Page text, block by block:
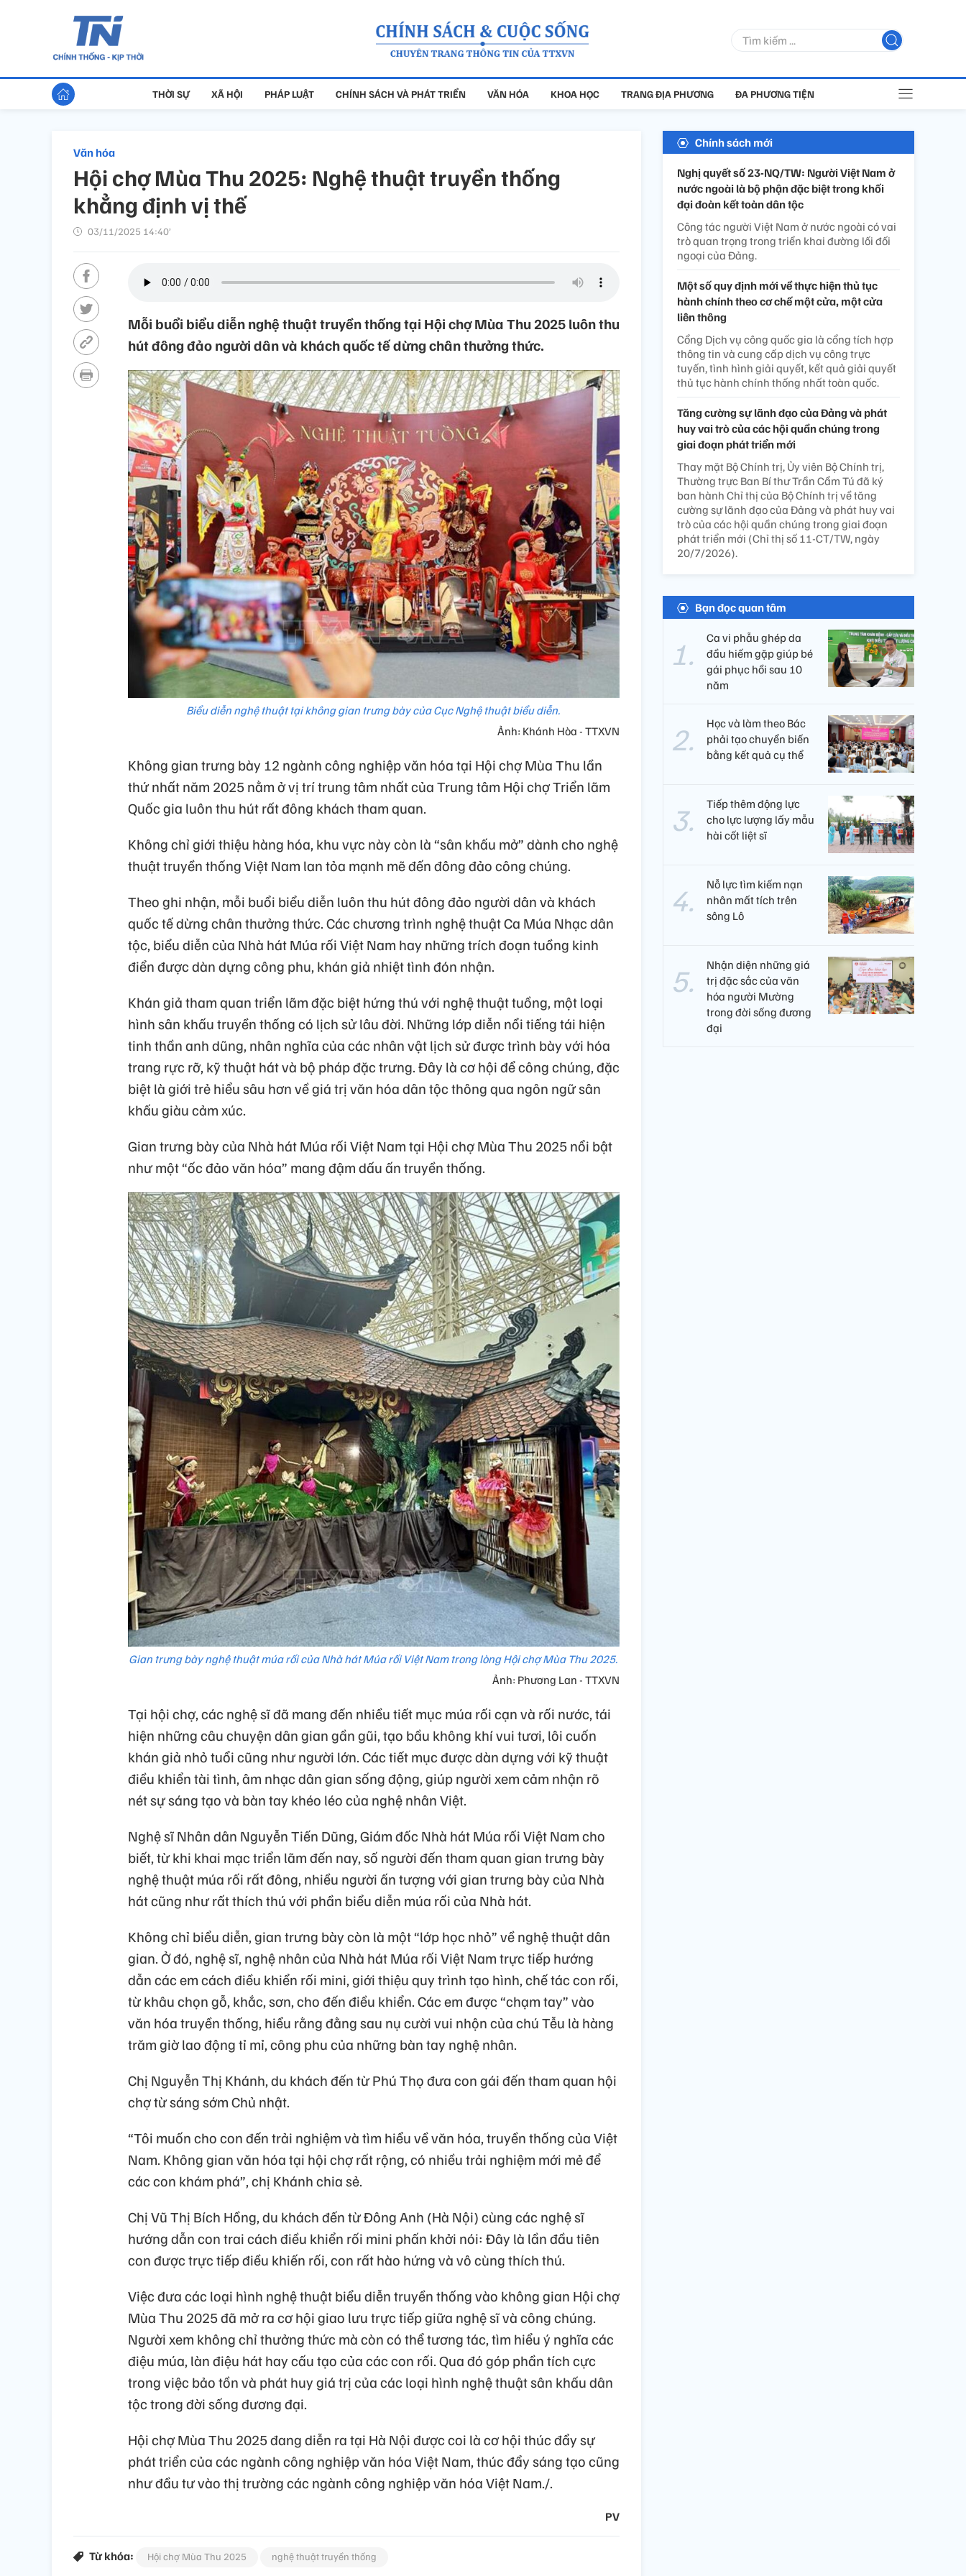
THỜI SỰ XÃ HỘI PHÁP LUẬT CHÍNH SÁCH VÀ PHÁT TRIỂN VĂN HÓA KHOA HỌC TRANG ĐỊA PHƯƠNG ĐA PHƯƠNG TIỆN
Văn hóa
Hội chợ Mùa Thu 2025: Nghệ thuật truyền thống
khẳng định vị thế
03/11/2025 14:40’
Mỗi buổi biểu diễn nghệ thuật truyền thống tại Hội chợ Mùa Thu 2025 luôn thu
hút đông đảo người dân và khách quốc tế dừng chân thưởng thức.
Biểu diễn nghệ thuật tại không gian trưng bày của Cục Nghệ thuật biểu diễn.
Ảnh: Khánh Hòa - TTXVN
Không gian trưng bày 12 ngành công nghiệp văn hóa tại Hội chợ Mùa Thu lần
thứ nhất năm 2025 nằm ở vị trí trung tâm nhất của Trung tâm Hội chợ Triển lãm
Quốc gia luôn thu hút rất đông khách tham quan.
Không chỉ giới thiệu hàng hóa, khu vực này còn là “sân khấu mở” dành cho nghệ
thuật truyền thống Việt Nam lan tỏa mạnh mẽ đến đông đảo công chúng.
Theo ghi nhận, mỗi buổi biểu diễn luôn thu hút đông đảo người dân và khách
quốc tế dừng chân thưởng thức. Các chương trình nghệ thuật Ca Múa Nhạc dân
tộc, biểu diễn của Nhà hát Múa rối Việt Nam hay những trích đoạn tuồng kinh
điển được dàn dựng công phu, khán giả nhiệt tình đón nhận.
Khán giả tham quan triển lãm đặc biệt hứng thú với nghệ thuật tuồng, một loại
hình sân khấu truyền thống có lịch sử lâu đời. Những lớp diễn nổi tiếng tái hiện
tinh thần anh dũng, nhân nghĩa của các nhân vật lịch sử được trình bày với hóa
trang rực rỡ, kỹ thuật hát và bộ pháp đặc trưng. Đây là cơ hội để công chúng, đặc
biệt là giới trẻ hiểu sâu hơn về giá trị văn hóa dân tộc thông qua ngôn ngữ sân
khấu giàu cảm xúc.
Gian trưng bày của Nhà hát Múa rối Việt Nam tại Hội chợ Mùa Thu 2025 nổi bật
như một “ốc đảo văn hóa” mang đậm dấu ấn truyền thống.
Gian trưng bày nghệ thuật múa rối của Nhà hát Múa rối Việt Nam trong lòng Hội chợ Mùa Thu 2025.
Ảnh: Phương Lan - TTXVN
Tại hội chợ, các nghệ sĩ đã mang đến nhiều tiết mục múa rối cạn và rối nước, tái
hiện những câu chuyện dân gian gần gũi, tạo bầu không khí vui tươi, lôi cuốn
khán giả nhỏ tuổi cũng như người lớn. Các tiết mục được dàn dựng với kỹ thuật
điều khiển tài tình, âm nhạc dân gian sống động, giúp người xem cảm nhận rõ
nét sự sáng tạo và bàn tay khéo léo của nghệ nhân Việt.
Nghệ sĩ Nhân dân Nguyễn Tiến Dũng, Giám đốc Nhà hát Múa rối Việt Nam cho
biết, từ khi khai mạc triển lãm đến nay, số người đến tham quan gian trưng bày
nghệ thuật múa rối rất đông, nhiều người ấn tượng với gian trưng bày của Nhà
hát cũng như rất thích thú với phần biểu diễn múa rối của Nhà hát.
Không chỉ biểu diễn, gian trưng bày còn là một “lớp học nhỏ” về nghệ thuật dân
gian. Ở đó, nghệ sĩ, nghệ nhân của Nhà hát Múa rối Việt Nam trực tiếp hướng
dẫn các em cách điều khiển rối mini, giới thiệu quy trình tạo hình, chế tác con rối,
từ khâu chọn gỗ, khắc, sơn, cho đến điều khiển. Các em được “chạm tay” vào
văn hóa truyền thống, hiểu rằng đằng sau nụ cười vui nhộn của chú Tễu là hàng
trăm giờ lao động tỉ mỉ, công phu của những bàn tay nghệ nhân.
Chị Nguyễn Thị Khánh, du khách đến từ Phú Thọ đưa con gái đến tham quan hội
chợ từ sáng sớm Chủ nhật.
“Tôi muốn cho con đến trải nghiệm và tìm hiểu về văn hóa, truyền thống của Việt
Nam. Không gian văn hóa tại hội chợ rất rộng, có nhiều trải nghiệm mới mẻ để
các con khám phá”, chị Khánh chia sẻ.
Chị Vũ Thị Bích Hồng, du khách đến từ Đông Anh (Hà Nội) cùng các nghệ sĩ
hướng dẫn con trai cách điều khiển rối mini phấn khởi nói: Đây là lần đầu tiên
con được trực tiếp điều khiến rối, con rất hào hứng và vô cùng thích thú.
Việc đưa các loại hình nghệ thuật biểu diễn truyền thống vào không gian Hội chợ
Mùa Thu 2025 đã mở ra cơ hội giao lưu trực tiếp giữa nghệ sĩ và công chúng.
Người xem không chỉ thưởng thức mà còn có thể tương tác, tìm hiểu ý nghĩa các
điệu múa, làn điệu hát hay cấu tạo của các con rối. Qua đó góp phần tích cực
trong việc bảo tồn và phát huy giá trị của các loại hình nghệ thuật sân khấu dân
tộc trong đời sống đương đại.
Hội chợ Mùa Thu 2025 đang diễn ra tại Hà Nội được coi là cơ hội thúc đẩy sự
phát triển của các ngành công nghiệp văn hóa Việt Nam, thúc đẩy sáng tạo cũng
như đầu tư vào thị trường các ngành công nghiệp văn hóa Việt Nam./.
PV
Từ khóa: Hội chợ Mùa Thu 2025 nghệ thuật truyền thống
Chính sách mới
Nghị quyết số 23-NQ/TW: Người Việt Nam ở
nước ngoài là bộ phận đặc biệt trong khối
đại đoàn kết toàn dân tộc
Công tác người Việt Nam ở nước ngoài có vai
trò quan trọng trong triển khai đường lối đối
ngoại của Đảng.
Một số quy định mới về thực hiện thủ tục
hành chính theo cơ chế một cửa, một cửa
liên thông
Cổng Dịch vụ công quốc gia là cổng tích hợp
thông tin và cung cấp dịch vụ công trực
tuyến, tình hình giải quyết, kết quả giải quyết
thủ tục hành chính thống nhất toàn quốc.
Tăng cường sự lãnh đạo của Đảng và phát
huy vai trò của các hội quần chúng trong
giai đoạn phát triển mới
Thay mặt Bộ Chính trị, Ủy viên Bộ Chính trị,
Thường trực Ban Bí thư Trần Cẩm Tú đã ký
ban hành Chỉ thị của Bộ Chính trị về tăng
cường sự lãnh đạo của Đảng và phát huy vai
trò của các hội quần chúng trong giai đoạn
phát triển mới (Chỉ thị số 11-CT/TW, ngày
20/7/2026).
Bạn đọc quan tâm
Ca vi phẫu ghép da
đầu hiếm gặp giúp bé
gái phục hồi sau 10
năm
Học và làm theo Bác
phải tạo chuyển biến
bằng kết quả cụ thể
Tiếp thêm động lực
cho lực lượng lấy mẫu
hài cốt liệt sĩ
Nỗ lực tìm kiếm nạn
nhân mất tích trên
sông Lô
Nhận diện những giá
trị đặc sắc của văn
hóa người Mường
trong đời sống đương
đại